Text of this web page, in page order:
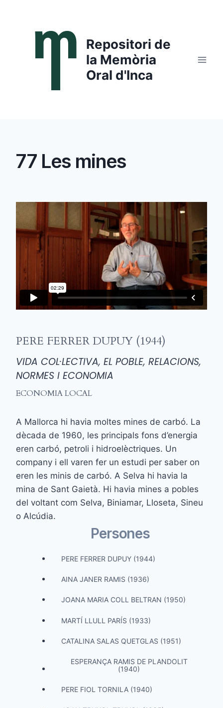
contenido
Repositori de
la Memòria
Oral d'Inca
77 Les mines
PERE FERRER DUPUY (1944)
VIDA COL·LECTIVA, EL POBLE, RELACIONS,
NORMES I ECONOMIA
ECONOMIA LOCAL
A Mallorca hi havia moltes mines de carbó. La
dècada de 1960, les principals fons d’energia
eren carbó, petroli i hidroelèctriques. Un
company i ell varen fer un estudi per saber on
eren les minis de carbó. A Selva hi havia la
mina de Sant Gaietà. Hi havia mines a pobles
del voltant com Selva, Biniamar, Lloseta, Sineu
o Alcúdia.
Persones
PERE FERRER DUPUY (1944)
AINA JANER RAMIS (1936)
JOANA MARIA COLL BELTRAN (1950)
MARTÍ LLULL PARÍS (1933)
CATALINA SALAS QUETGLAS (1951)
ESPERANÇA RAMIS DE PLANDOLIT
(1940)
PERE FIOL TORNILA (1940)